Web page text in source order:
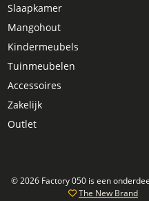
Slaapkamer
Mangohout
Kindermeubels
Tuinmeubelen
Accessoires
Zakelijk
Outlet
© 2026 Factory 050 is een
The New Brand